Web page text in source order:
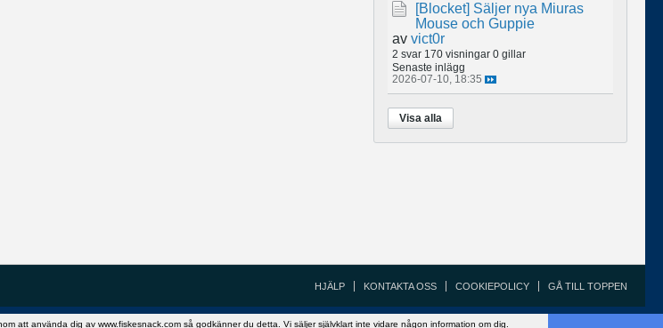
att använda dig av www.fiskesnack.com så godkänner du detta. Vi säljer självklart inte vidare någon information om dig.
[Blocket] Säljer nya Miuras
Mouse och Guppie
av vict0r
2 svar 170 visningar 0 gillar
Senaste inlägg
2026-07-10, 18:35
Visa alla
HJÄLP KONTAKTA OSS COOKIEPOLICY GÅ TILL TOPPEN
Copyright ©2002 - 2021, FiskeSnack.com. Grundad 2002 av Anders Bergman.